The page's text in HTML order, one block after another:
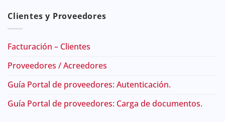
Clientes y Proveedores
Facturación – Clientes
Proveedores / Acreedores
Guía Portal de proveedores: Autenticación.
Guía Portal de proveedores: Carga de documentos.